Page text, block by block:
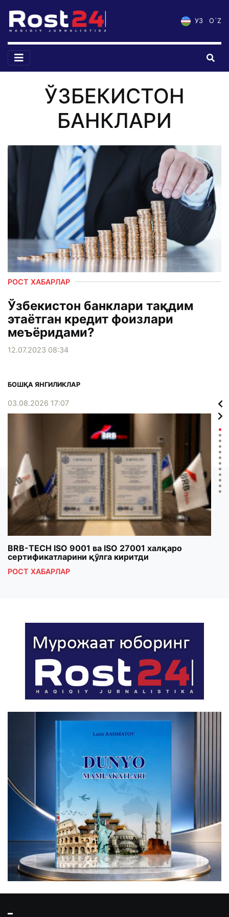
УЗ O`Z
ЎЗБЕКИСТОН
БАНКЛАРИ
РОСТ ХАБАРЛАР
Ўзбекистон банклари тақдим
этаётган кредит фоизлари
меъёридами?
12.07.2023 08:34
БОШҚА ЯНГИЛИКЛАР
03.08.2026 17:07
BRB-TECH ISO 9001 ва ISO 27001 халқаро
сертификатларини қўлга киритди
РОСТ ХАБАРЛАР